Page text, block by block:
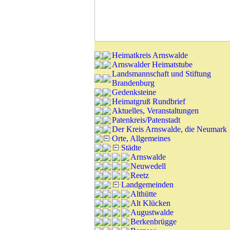
Heimatkreis Arnswalde
Arnswalder Heimatstube
Landsmannschaft und Stiftung
Brandenburg
Gedenksteine
Heimatgruß Rundbrief
Aktuelles, Veranstaltungen
Patenkreis/Patenstadt
Der Kreis Arnswalde, die Neumark
Orte, Allgemeines
Städte
Arnswalde
Neuwedell
Reetz
Landgemeinden
Althütte
Alt Klücken
Augustwalde
Berkenbrügge